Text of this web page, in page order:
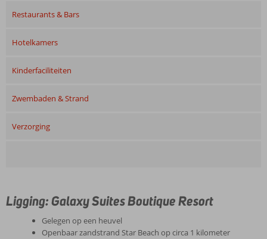
Restaurants & Bars
Hotelkamers
Kinderfaciliteiten
Zwembaden & Strand
Verzorging
Ligging: Galaxy Suites Boutique Resort
Gelegen op een heuvel
Openbaar zandstrand Star Beach op circa 1 kilometer